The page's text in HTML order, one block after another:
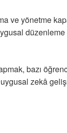
ve yönetme
bazı
zekâ